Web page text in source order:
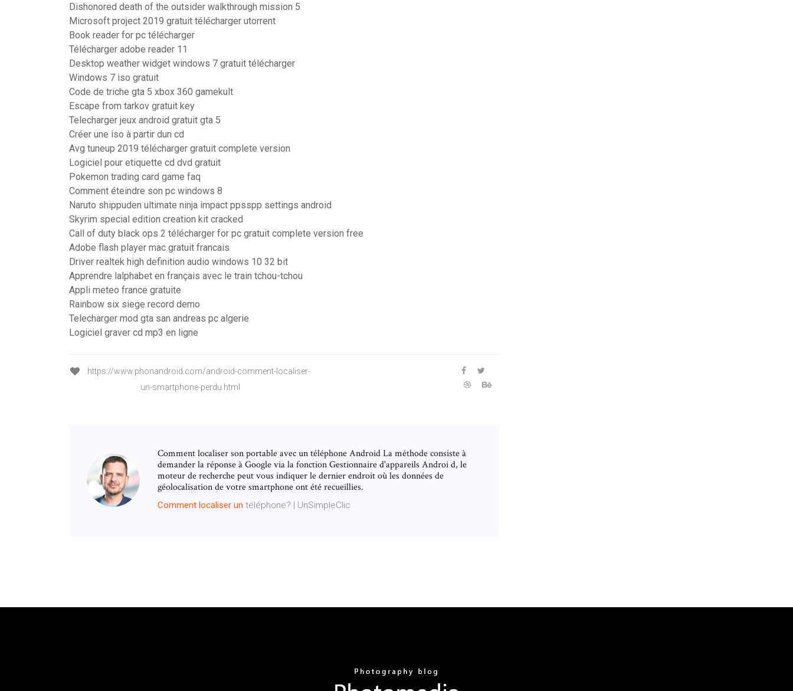
Dishonored death of the outsider walkthrough mission 5
Microsoft project 2019 gratuit télécharger utorrent
Book reader for pc télécharger
Télécharger adobe reader 11
Desktop weather widget windows 7 gratuit télécharger
Windows 7 iso gratuit
Code de triche gta 5 xbox 360 gamekult
Escape from tarkov gratuit key
Telecharger jeux android gratuit gta 5
Créer une iso à partir dun cd
Avg tuneup 2019 télécharger gratuit complete version
Logiciel pour etiquette cd dvd gratuit
Pokemon trading card game faq
Comment éteindre son pc windows 8
Naruto shippuden ultimate ninja impact ppsspp settings android
Skyrim special edition creation kit cracked
Call of duty black ops 2 télécharger for pc gratuit complete version free
Adobe flash player mac gratuit francais
Driver realtek high definition audio windows 10 32 bit
Apprendre lalphabet en français avec le train tchou-tchou
Appli meteo france gratuite
Rainbow six siege record demo
Telecharger mod gta san andreas pc algerie
Logiciel graver cd mp3 en ligne
https://www.phonandroid.com/android-comment-localiser-
un-smartphone-perdu.html
Comment localiser son portable avec un téléphone Android La méthode consiste à
demander la réponse à Google via la fonction Gestionnaire d'appareils Androi d, le
moteur de recherche peut vous indiquer le dernier endroit où les données de
géolocalisation de votre smartphone ont été recueillies.
Comment localiser un téléphone? | UnSimpleClic